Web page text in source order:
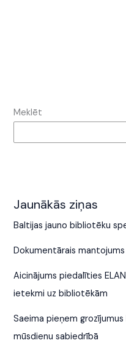
Meklēt
Jaunākās ziņas
Baltijas jauno bibliotēku
Dokumentārais
Aicinājums piedalīties
ietekmi uz bibliotēkām
Saeima pieņem
mūsdienu sabiedrībā